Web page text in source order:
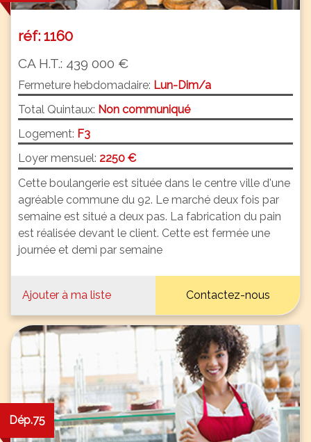
réf: 1160
CA H.T.: 439 000 €
Fermeture hebdomadaire: Lun-Dim/a
Total Quintaux: Non communiqué
Logement: F3
Loyer mensuel: 2250 €
Cette boulangerie est située dans le centre ville d'une
agréable commune du 92. Le marché deux fois par
semaine est situé a deux pas. La fabrication du pain
est réalisée devant le client. Cette est fermée une
journée et demi par semaine
Ajouter à ma liste Contactez-nous
Dép.75